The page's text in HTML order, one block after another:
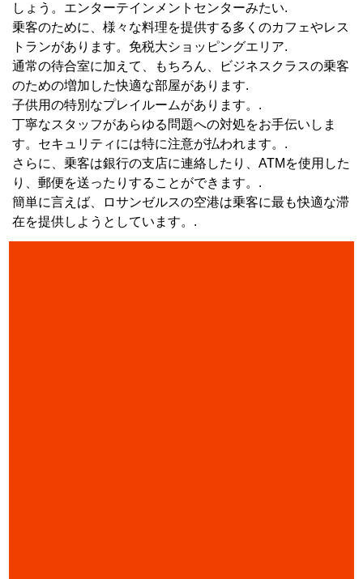
しょう。エンターテインメントセンターみたい.
乗客のために、様々な料理を提供する多くのカフェやレス
トランがあります。免税大ショッピングエリア.
通常の待合室に加えて、もちろん、ビジネスクラスの乗客
のための増加した快適な部屋があります.
子供用の特別なプレイルームがあります。.
丁寧なスタッフがあらゆる問題への対処をお手伝いしま
す。セキュリティには特に注意が払われます。.
さらに、乗客は銀行の支店に連絡したり、ATMを使用した
り、郵便を送ったりすることができます。.
簡単に言えば、ロサンゼルスの空港は乗客に最も快適な滞
在を提供しようとしています。.